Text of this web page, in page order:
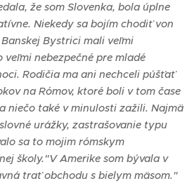
že som Slovenka, bola úplne
Niekedy sa bojím chodiť von
Bystrici mali veľmi
nebezpečné pre mladé
Rodičia ma ani nechceli púšťať
na Rómov, ktoré boli v tom čase
niečo také v minulosti zažili. Najmä
urážky, zastrašovanie typu
sa to mojim rómskym
školy. "V Amerike som bývala v
trať obchodu s bielym mäsom."